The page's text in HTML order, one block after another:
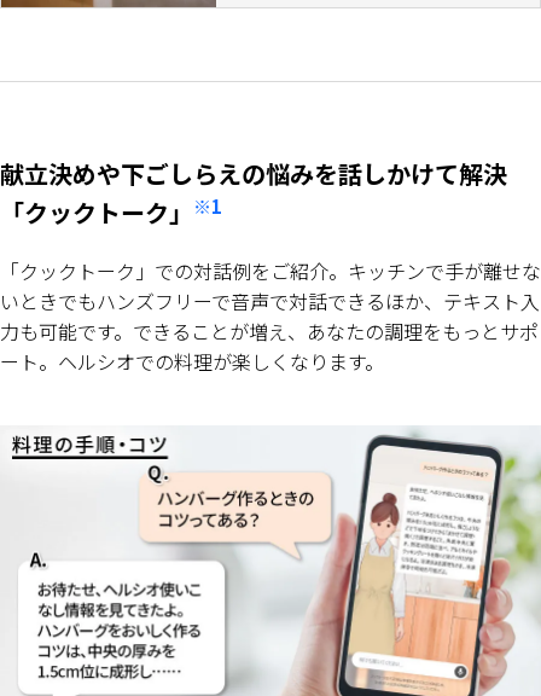
献立決めや下ごしらえの悩みを話しかけて解決
「クックトーク」
※1
「クックトーク」での対話例をご紹介。キッチンで手が離せな
いときでもハンズフリーで音声で対話できるほか、テキスト入
力も可能です。できることが増え、あなたの調理をもっとサポ
ート。ヘルシオでの料理が楽しくなります。